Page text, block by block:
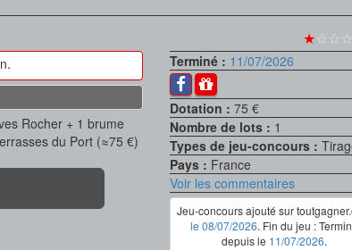
★
Rocher + 1 brume
du Port (≈75 €)
Terminé : 11/07/2026
Dotation :75 €
Nombre de lots : 1
Types de jeu-concours :
Pays : France
Voir les commentaires
Jeu-concours ajouté sur
le 08/07/2026. Fin du jeu :
depuis le 11/07/2026.